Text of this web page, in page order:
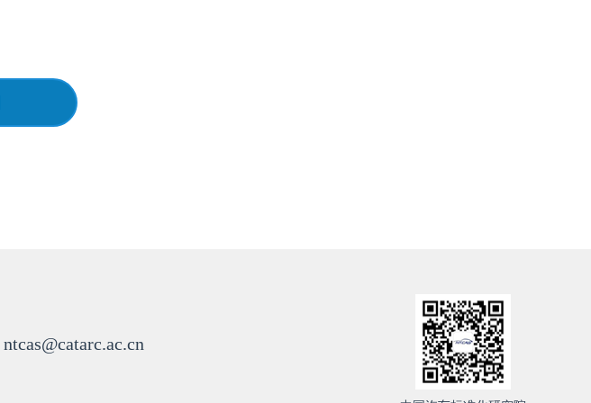
ntcas@catarc.ac.cn